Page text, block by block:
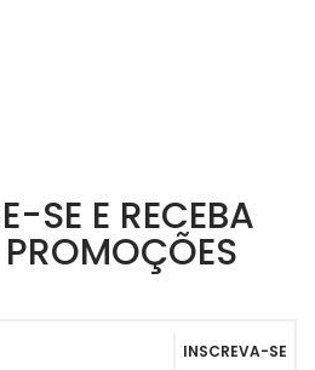
SE E RECEBA
INSCREVA-SE